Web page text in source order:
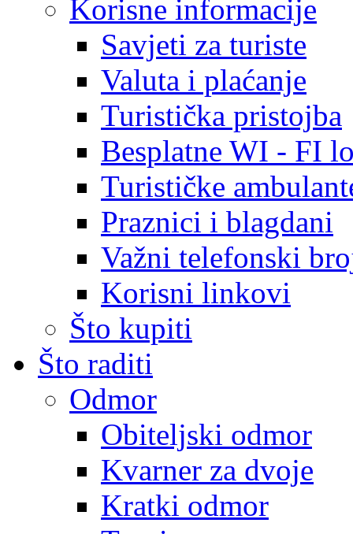
Korisne informacije
Savjeti za turiste
Valuta i plaćanje
Turistička pristojba
Besplatne WI - FI
Turističke
Praznici i blagdani
Važni telefonski
Korisni linkovi
Što kupiti
Što raditi
Odmor
Obiteljski odmor
Kvarner za dvoje
Kratki odmor